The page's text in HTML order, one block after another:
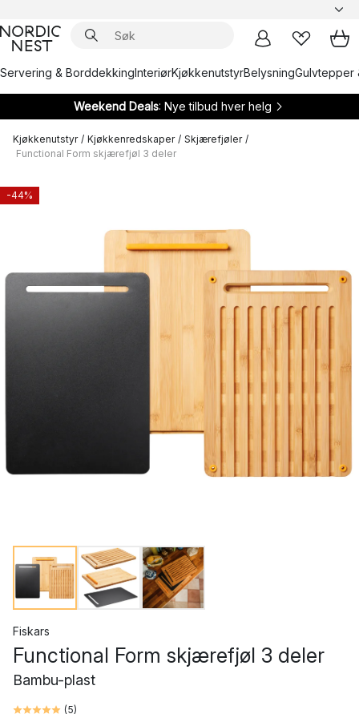
Servering & BorddekkingInteriørKjøkkenutstyrBelysningGulvtepper
Weekend Deals: Nye tilbud hver helg
Kjøkkenutstyr / Kjøkkenredskaper / Skjærefjøler /
Functional Form skjærefjøl 3 deler
-44%
Fiskars
Functional Form skjærefjøl 3 deler
Bambu-plast
(5)